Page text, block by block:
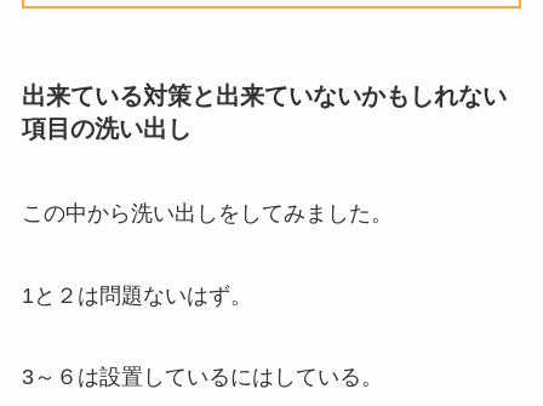
出来ている対策と出来ていないかもしれない
項目の洗い出し
この中から洗い出しをしてみました。
1と２は問題ないはず。
3～６は設置しているにはしている。